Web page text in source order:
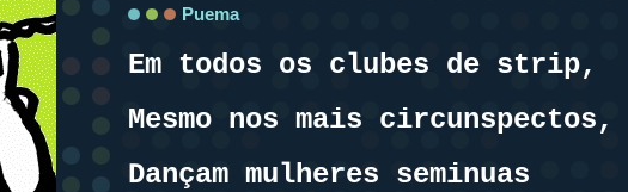
Puema
Em todos os clubes de strip,
Mesmo nos mais circunspectos,
Dançam mulheres seminuas